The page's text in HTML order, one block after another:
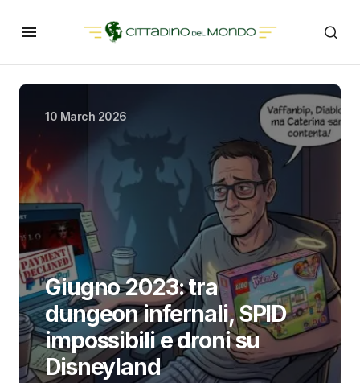
10 March 2026
Giugno 2023: tra
dungeon infernali, SPID
impossibili e droni su
Disneyland